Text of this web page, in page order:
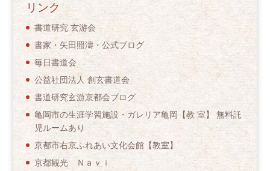
リンク
書道研究 玄游会
書家・矢田照濤・公式ブログ
毎日書道会
公益社団法人 創玄書道会
書道研究玄游京都会ブログ
亀岡市の生涯学習施設・ガレリア亀岡【教 室】 無料託
児ルームあり
京都市右京ふれあい文化会館【教室】
京都観光 Ｎａｖｉ